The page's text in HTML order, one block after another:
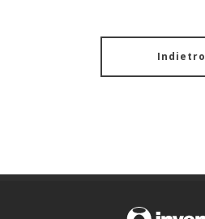
Indietro